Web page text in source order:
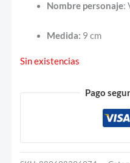
Nombre personaje:
Medida: 9 cm
Sin existencias
Pago